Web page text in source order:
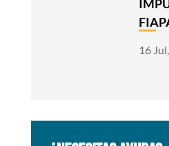
16